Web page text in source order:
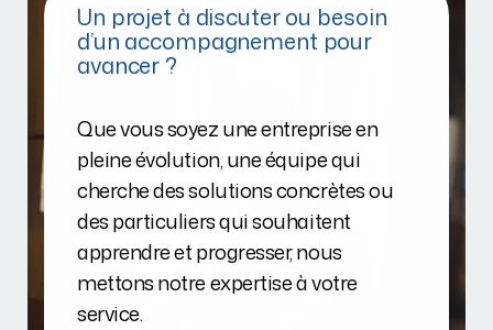
Un projet à discuter ou besoin
d’un accompagnement pour
avancer ?
Que vous soyez une entreprise en
pleine évolution, une équipe qui
cherche des solutions concrètes ou
des particuliers qui souhaitent
apprendre et progresser, nous
mettons notre expertise à votre
service.